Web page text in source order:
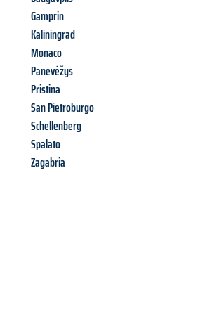
Gamprin
Kaliningrad
Monaco
Panevėžys
Pristina
San Pietroburgo
Schellenberg
Spalato
Zagabria